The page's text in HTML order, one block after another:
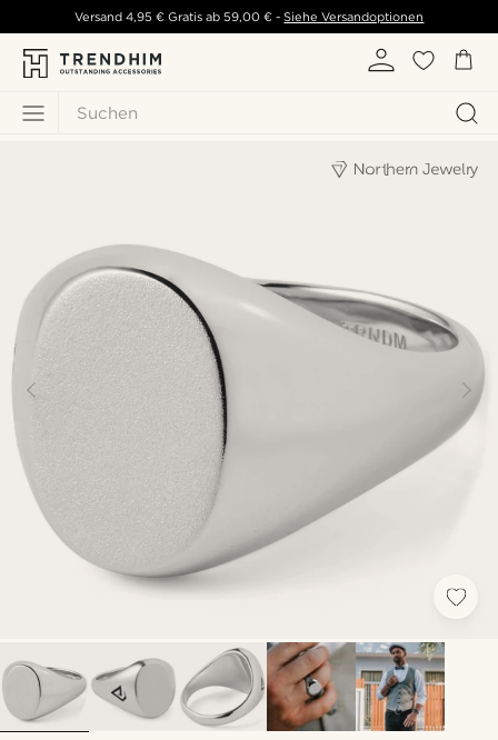
Suchen
Versand 4,95 € Gratis ab59,00 € - Siehe Versandoptionen